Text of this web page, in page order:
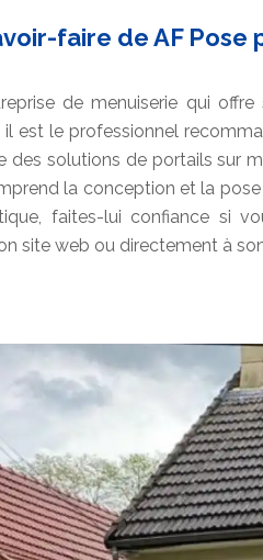
faire de AF
de menuiserie qui
il est le professionnel
des solutions de portails sur
la conception et la
faites-lui confiance si
site web ou directement à